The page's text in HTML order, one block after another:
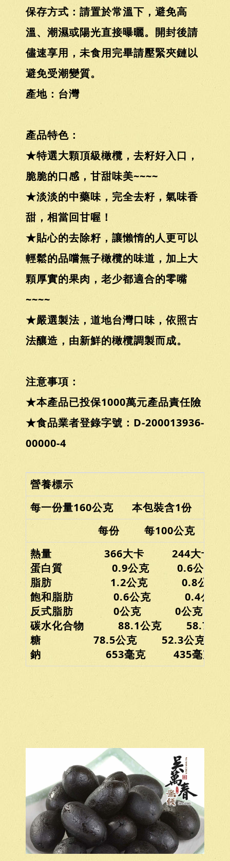
保存方式：請置於常溫下，避免高
溫、潮濕或陽光直接曝曬。開封後請
儘速享用，未食用完畢請壓緊夾鏈以
避免受潮變質。
產地：台灣
產品特色：
★特選大顆頂級橄欖，去籽好入口，
脆脆的口感，甘甜味美~~~~
★淡淡的中藥味，完全去籽，氣味香
甜，相當回甘喔！
★貼心的去除籽，讓懶惰的人更可以
輕鬆的品嚐無子橄欖的味道，加上大
顆厚實的果肉，老少都適合的零嘴
~~~~
★嚴選製法，道地台灣口味，依照古
法釀造，由新鮮的橄欖調製而成。
注意事項：
★本產品已投保1000萬元產品責任險
★食品業者登錄字號：D-200013936-
00000-4
營養標示
每一份量160公克 本包裝含1份
每份 每100公克
熱量 366大卡 244大卡
蛋白質 0.9公克 0.6公克
脂肪 1.2公克 0.8公克
飽和脂肪 0.6公克 0.4公克
反式脂肪 0公克 0公克
碳水化合物 88.1公克 58.7公克
糖 78.5公克 52.3公克
鈉 653毫克 435毫克